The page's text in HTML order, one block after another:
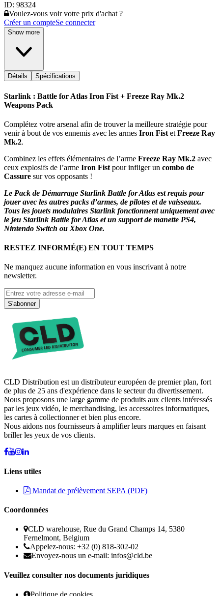
ID: 98324
Voulez-vous voir votre prix d'achat ?
Créer un compteSe connecter
Show more
Détails Spécifications
Starlink : Battle for Atlas Iron Fist + Freeze Ray Mk.2
Weapons Pack
Complétez votre arsenal afin de trouver la meilleure stratégie pour
venir à bout de vos ennemis avec les armes Iron Fist et Freeze Ray
Mk.2.
Combinez les effets élémentaires de l’arme Freeze Ray Mk.2 avec
ceux explosifs de l’arme Iron Fist pour infliger un combo de
Cassure sur vos opposants !
Le Pack de Démarrage Starlink Battle for Atlas est requis pour
jouer avec les autres packs d’armes, de pilotes et de vaisseaux.
Tous les jouets modulaires Starlink fonctionnent uniquement avec
le jeu Starlink Battle for Atlas et un support de manette PS4,
Nintendo Switch ou Xbox One.
RESTEZ INFORMÉ(E) EN TOUT TEMPS
Ne manquez aucune information en vous inscrivant à notre
newsletter.
S'abonner
CLD Distribution est un distributeur européen de premier plan, fort
de plus de 25 ans d'expérience dans le secteur du divertissement.
Nous proposons une large gamme de produits aux clients intéressés
par les jeux vidéo, le merchandising, les accessoires informatiques,
les cartes à collectionner et bien plus encore.
Nous aidons nos fournisseurs à amplifier leurs marques en faisant
briller les yeux de vos clients.
Liens utiles
Mandat de prélèvement SEPA (PDF)
Coordonnées
CLD warehouse, Rue du Grand Champs 14, 5380
Fernelmont, Belgium
Appelez-nous: +32 (0) 818-302-02
Envoyez-nous un e-mail: infos@cld.be
Veuillez consulter nos documents juridiques
Politique de cookies